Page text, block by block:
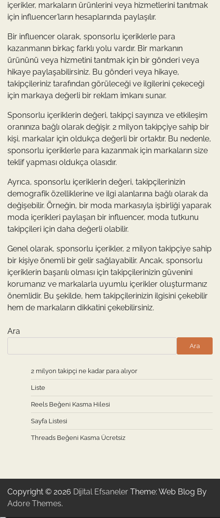
içerikler, markaların ürünlerini veya hizmetlerini tanıtmak
için influencer’ların hesaplarında paylaşılır.
Bir influencer olarak, sponsorlu içeriklerle para
kazanmanın birkaç farklı yolu vardır. Bir markanın
ürününü veya hizmetini tanıtmak için bir gönderi veya
hikaye paylaşabilirsiniz. Bu gönderi veya hikaye,
takipçileriniz tarafından görüleceği ve ilgilerini çekeceği
için markaya değerli bir reklam imkanı sunar.
Sponsorlu içeriklerin değeri, takipçi sayınıza ve etkileşim
oranınıza bağlı olarak değişir. 2 milyon takipçiye sahip bir
kişi, markalar için oldukça değerli bir ortaktır. Bu nedenle,
sponsorlu içeriklerle para kazanmak için markaların size
teklif yapması oldukça olasıdır.
Ayrıca, sponsorlu içeriklerin değeri, takipçilerinizin
demografik özelliklerine ve ilgi alanlarına bağlı olarak da
değişebilir. Örneğin, bir moda markasıyla işbirliği yaparak
moda içerikleri paylaşan bir influencer, moda tutkunu
takipçileri için daha değerli olabilir.
Genel olarak, sponsorlu içerikler, 2 milyon takipçiye sahip
bir kişiye önemli bir gelir sağlayabilir. Ancak, sponsorlu
içeriklerin başarılı olması için takipçilerinizin güvenini
korumanız ve markalarla uyumlu içerikler oluşturmanız
önemlidir. Bu şekilde, hem takipçilerinizin ilgisini çekebilir
hem de markaların dikkatini çekebilirsiniz.
Ara
Ara
2 milyon takipçi ne kadar para alıyor
Liste
Reels Beğeni Kasma Hilesi
Sayfa Listesi
Threads Beğeni Kasma Ücretsiz
Copyright © 2026 Dijital Efsaneler Theme: Web Blog By
Adore Themes.